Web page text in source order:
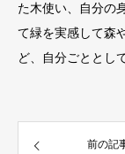
た木使い、自分の
て緑を実感して森
ど、自分ごととし
前の記